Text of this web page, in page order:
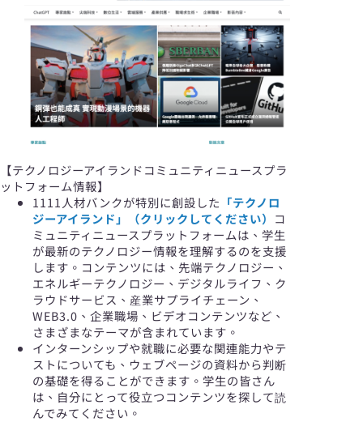
【テクノロジーアイランドコミュニティニュースプラ
ットフォーム情報】
1111人材バンクが特別に創設した 「テクノロ
ジーアイランド」（クリックしてください） コ
ミュニティニュースプラットフォームは、学生
が最新のテクノロジー情報を理解するのを支援
します。コンテンツには、先端テクノロジー、
エネルギーテクノロジー、デジタルライフ、ク
ラウドサービス、産業サプライチェーン、
WEB3.0、企業職場、ビデオコンテンツなど、
さまざまなテーマが含まれています。
インターンシップや就職に必要な関連能力やテ
ストについても、ウェブページの資料から判断
の基礎を得ることができます。学生の皆さん
は、自分にとって役立つコンテンツを探して読
んでみてください。